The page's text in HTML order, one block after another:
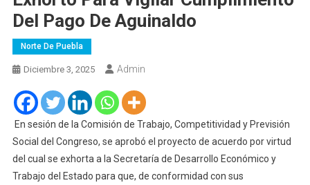
Del Pago De Aguinaldo
Norte De Puebla
Diciembre 3, 2025 Admin
En sesión de la Comisión de Trabajo, Competitividad y Previsión
Social del Congreso, se aprobó el proyecto de acuerdo por virtud
del cual se exhorta a la Secretaría de Desarrollo Económico y
Trabajo del Estado para que, de conformidad con sus